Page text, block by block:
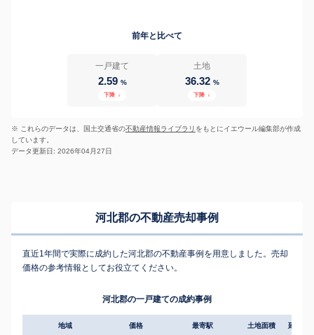
前年と比べて
一戸建て
2.59 %
下降 ↓
土地
36.32 %
下降 ↓
※ これらのデータは、国土交通省の不動産情報ライブラリ をもとにイエウール編集部が作成
しています。
データ更新日: 2026年04月27日
河北郡の不動産売却事例
直近1年間で実際に成約した河北郡の不動産事例を用意しました。売却
価格の参考情報としてお役立てください。
河北郡の一戸建ての成約事例
地域 価格 最寄駅 土地面積 延床面